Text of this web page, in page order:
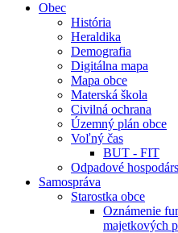
Obec
História
Heraldika
Demografia
Digitálna mapa
Mapa obce
Materská škola
Civilná ochrana
Územný plán obce
Voľný čas
BUT - FIT
Odpadové
Samospráva
Starostka obce
Oznámenie
majetkových